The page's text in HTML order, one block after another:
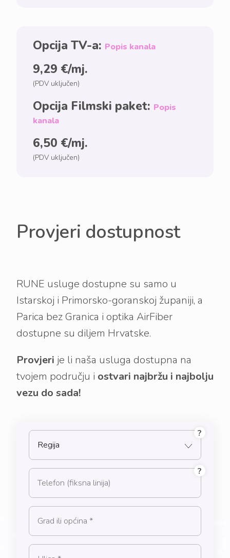
Opcija TV-a: Popis kanala
9,29 €/mj.
(PDV uključen)
Opcija Filmski paket: Popis
kanala
6,50 €/mj.
(PDV uključen)
Provjeri dostupnost
RUNE usluge dostupne su samo u
Istarskoj i Primorsko-goranskoj županiji, a
Parica bez Granica i optika AirFiber
dostupne su diljem Hrvatske.
Provjeri je li naša usluga dostupna na
tvojem području i ostvari najbržu i najbolju
vezu do sada!
Regija ?
Broj telefona ?
Grad ili općina
Ulica